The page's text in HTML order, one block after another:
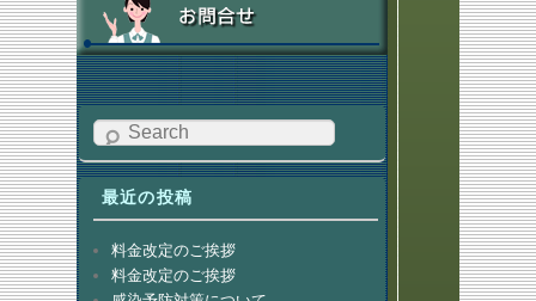
Search
最近の投稿
料金改定のご挨拶
料金改定のご挨拶